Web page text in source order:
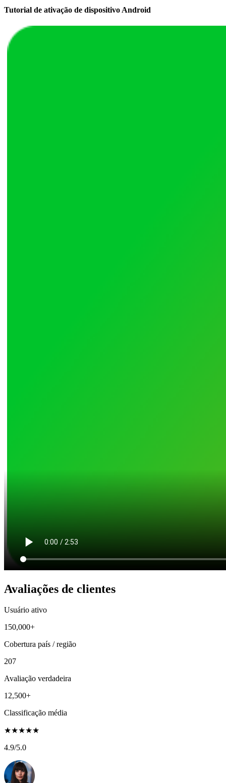
Tutorial de ativação de dispositivo Android
Avaliações de clientes
Usuário ativo
150,000+
Cobertura país / região
207
Avaliação verdadeira
12,500+
Classificação média
★★★★★
4.9/5.0